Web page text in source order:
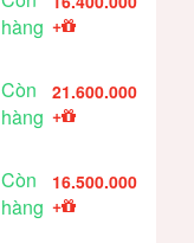
hàng +
Còn
hàng
21.600.000
+
Còn
hàng
16.500.000
+